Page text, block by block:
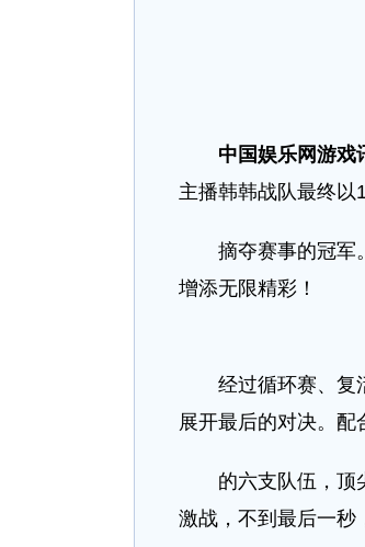
中国娱乐网游戏
主播韩韩战队最终以
摘夺赛事的冠军。
增添无限精彩！
经过循环赛、复活
展开最后的对决。配
的六支队伍，顶尖
激战，不到最后一秒